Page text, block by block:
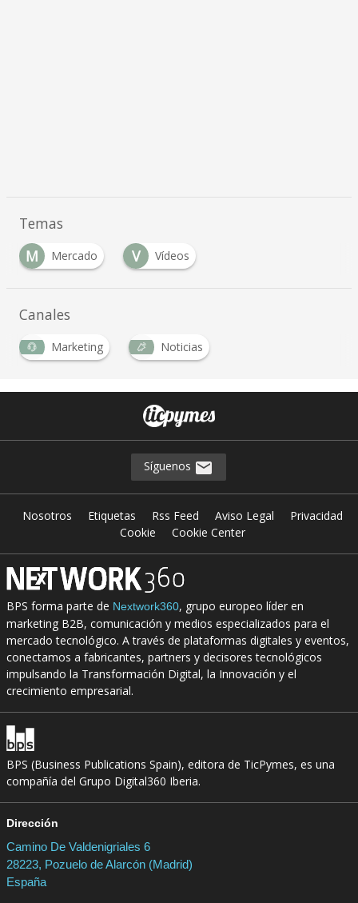
Temas
M
Mercado V Vídeos
Canales
Marketing Noticias
Síguenos
Nosotros Etiquetas Rss Feed Aviso Legal
Privacidad
Cookie
Cookie Center
BPS forma parte de Nextwork360, grupo europeo líder en
marketing B2B, comunicación y medios especializados para el
mercado tecnológico. A través de plataformas digitales y eventos,
conectamos a fabricantes, partners y decisores tecnológicos
impulsando la Transformación Digital, la Innovación y el
crecimiento empresarial.
BPS (Business Publications Spain), editora de TicPymes, es una
compañía del Grupo Digital360 Iberia.
Dirección
Camino De Valdenigriales 6
28223, Pozuelo de Alarcón (Madrid)
España